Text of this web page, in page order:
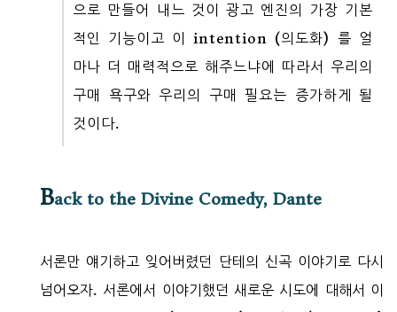
으로 만들어 내느 것이 광고 엔진의 가장 기본
적인 기능이고 이 intention (의도화) 를 얼
마나 더 매력적으로 해주느냐에 따라서 우리의
구매 욕구와 우리의 구매 필요는 증가하게 될
것이다.
Back to the Divine Comedy, Dante
서론만 얘기하고 잊어버렸던 단테의 신곡 이야기로 다시
넘어오자. 서론에서 이야기했던 새로운 시도에 대해서 이